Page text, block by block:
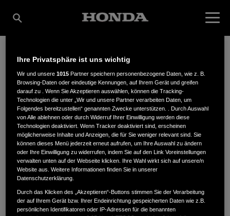
GWE GMBH
Moorbeerenweg 1,31228,Peine
ANFAHRTSBESCHREIBUNG ANFORDERN
WEBSITE
Ihre Privatsphäre ist uns wichtig
Wir und unsere1015 Partner speichern personenbezogene Daten, wie z. B.
Browsing-Daten oder eindeutige Kennungen, auf Ihrem Gerät und greifen
darauf zu . Wenn Sie Akzeptieren auswählen, können die Tracking-
Technologien die unter „Wir und unsere Partner verarbeiten Daten, um
Folgendes bereitzustellen“ genannten Zwecke unterstützen. . Durch Auswahl
von Alle ablehnen oder durch Widerruf Ihrer Einwilligung werden diese
Technologien deaktiviert. Wenn Tracker deaktiviert sind, erscheinen
möglicherweise Inhalte und Anzeigen, die für Sie weniger relevant sind. Sie
können dieses Menü jederzeit erneut aufrufen, um Ihre Auswahl zu ändern
oder Ihre Einwilligung zu widerrufen, indem Sie auf den Link Voreinstellungen
verwalten unten auf der Webseite klicken. Ihre Wahl wirkt sich auf unsere/n
Website aus. Weitere Informationen finden Sie in unserer
Datenschutzerklärung.
Durch das Klicken des „Akzeptieren“-Buttons stimmen Sie der Verarbeitung
der auf Ihrem Gerät bzw. Ihrer Endeinrichtung gespeicherten Daten wie z.B.
persönlichen Identifikatoren oder IP-Adressen für die benannten